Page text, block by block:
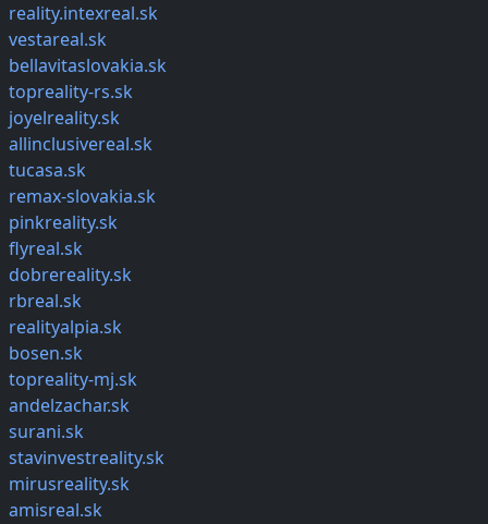
reality.intexreal.sk
vestareal.sk
bellavitaslovakia.sk
topreality-rs.sk
joyelreality.sk
allinclusivereal.sk
tucasa.sk
remax-slovakia.sk
pinkreality.sk
flyreal.sk
dobrereality.sk
rbreal.sk
realityalpia.sk
bosen.sk
topreality-mj.sk
andelzachar.sk
surani.sk
stavinvestreality.sk
mirusreality.sk
amisreal.sk